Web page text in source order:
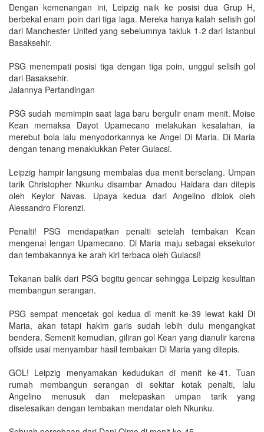
Dengan kemenangan ini, Leipzig naik ke posisi dua Grup H,
berbekal enam poin dari tiga laga. Mereka hanya kalah selisih gol
dari Manchester United yang sebelumnya takluk 1-2 dari Istanbul
Basaksehir.
PSG menempati posisi tiga dengan tiga poin, unggul selisih gol
dari Basaksehir.
Jalannya Pertandingan
PSG sudah memimpin saat laga baru bergulir enam menit. Moise
Kean memaksa Dayot Upamecano melakukan kesalahan, ia
merebut bola lalu menyodorkannya ke Angel Di Maria. Di Maria
dengan tenang menaklukkan Peter Gulacsi.
Leipzig hampir langsung membalas dua menit berselang. Umpan
tarik Christopher Nkunku disambar Amadou Haidara dan ditepis
oleh Keylor Navas. Upaya kedua dari Angelino diblok oleh
Alessandro Florenzi.
Penalti! PSG mendapatkan penalti setelah tembakan Kean
mengenai lengan Upamecano. Di Maria maju sebagai eksekutor
dan tembakannya ke arah kiri terbaca oleh Gulacsi!
Tekanan balik dari PSG begitu gencar sehingga Leipzig kesulitan
membangun serangan.
PSG sempat mencetak gol kedua di menit ke-39 lewat kaki Di
Maria, akan tetapi hakim garis sudah lebih dulu mengangkat
bendera. Semenit kemudian, giliran gol Kean yang dianulir karena
offside usai menyambar hasil tembakan Di Maria yang ditepis.
GOL! Leipzig menyamakan kedudukan di menit ke-41. Tuan
rumah membangun serangan di sekitar kotak penalti, lalu
Angelino menusuk dan melepaskan umpan tarik yang
diselesaikan dengan tembakan mendatar oleh Nkunku.